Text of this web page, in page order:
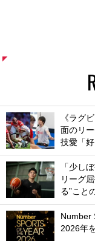
《ラグ
面のリ
技愛「
「少し
リーグ
る”こと
Number
2026年